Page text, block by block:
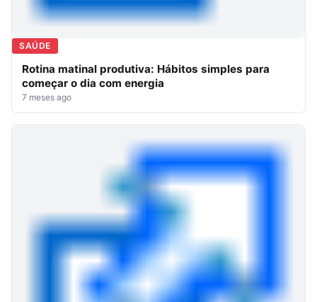
SAÚDE
Rotina matinal produtiva: Hábitos simples para
começar o dia com energia
7 meses ago